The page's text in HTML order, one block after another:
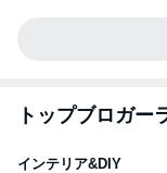
トップブロガー
インテリア&DIY